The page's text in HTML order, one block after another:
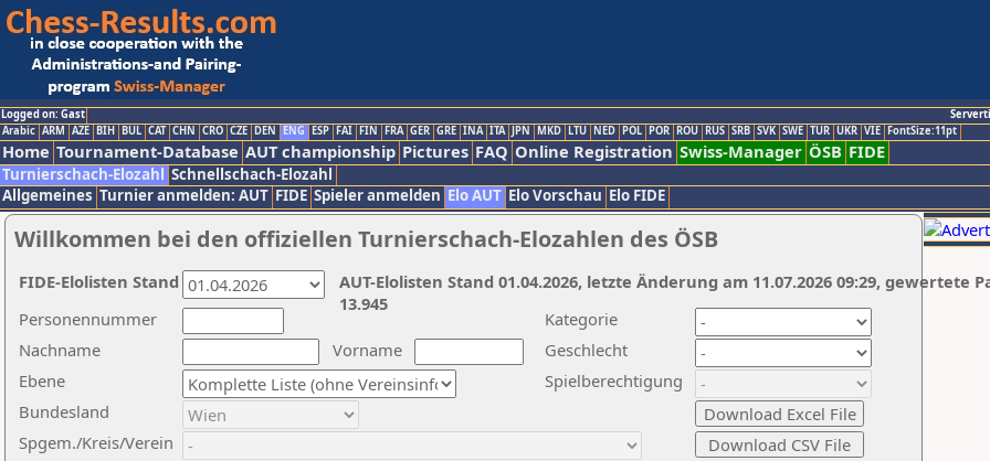
Logged on: Gast
Arabic ARM AZE BIH BUL CAT CHN CRO CZE DEN ENG ESP FAI FIN FRA GER GRE INA ITA JPN MKD LTU NED POL POR ROU RUS SRB SVK SWE TUR UKR VIE FontSize:11pt
Home Tournament-Database AUT championship Pictures FAQ Online Registration Swiss-Manager ÖSB FIDE
Turnierschach-Elozahl Schnellschach-Elozahl
Allgemeines Turnier anmelden: AUT FIDE Spieler anmelden Elo AUT Elo Vorschau Elo FIDE
Willkommen bei den offiziellen Turnierschach-Elozahlen des ÖSB
Nachname
Vorname
Ebene
Kategorie
Personennummer
Bundesland
Spgem./Kreis/Verein
Geschlecht
Spielberechtigung
AUT-Elolisten Stand 01.04.2026, letzte Änderung am 11.07.2026 09:29, gewertete
13.945
FIDE-Elolisten Stand